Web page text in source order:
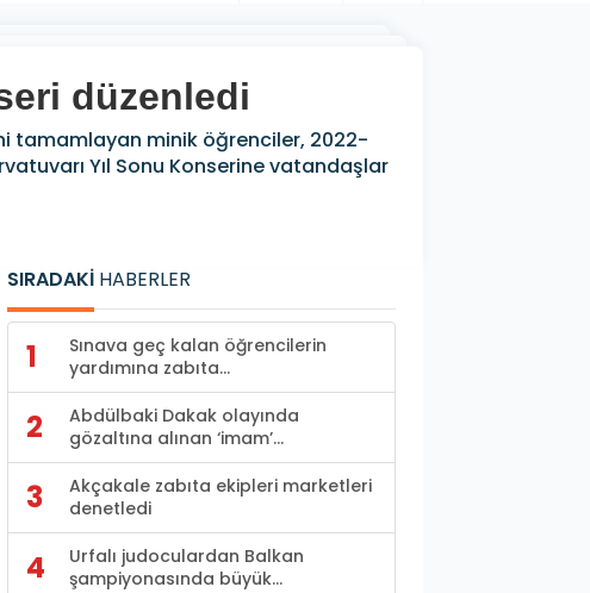
düzenledi
tamamlayan minik öğrenciler, 2022-
Yıl Sonu Konserine vatandaşlar
SIRADAKİ HABERLER
1
Sınava geç kalan öğrencilerin
yardımına zabıta...
2
Abdülbaki Dakak olayında
gözaltına alınan ‘imam’...
3
Akçakale zabıta ekipleri marketleri
denetledi
4
Urfalı judoculardan Balkan
şampiyonasında büyük...